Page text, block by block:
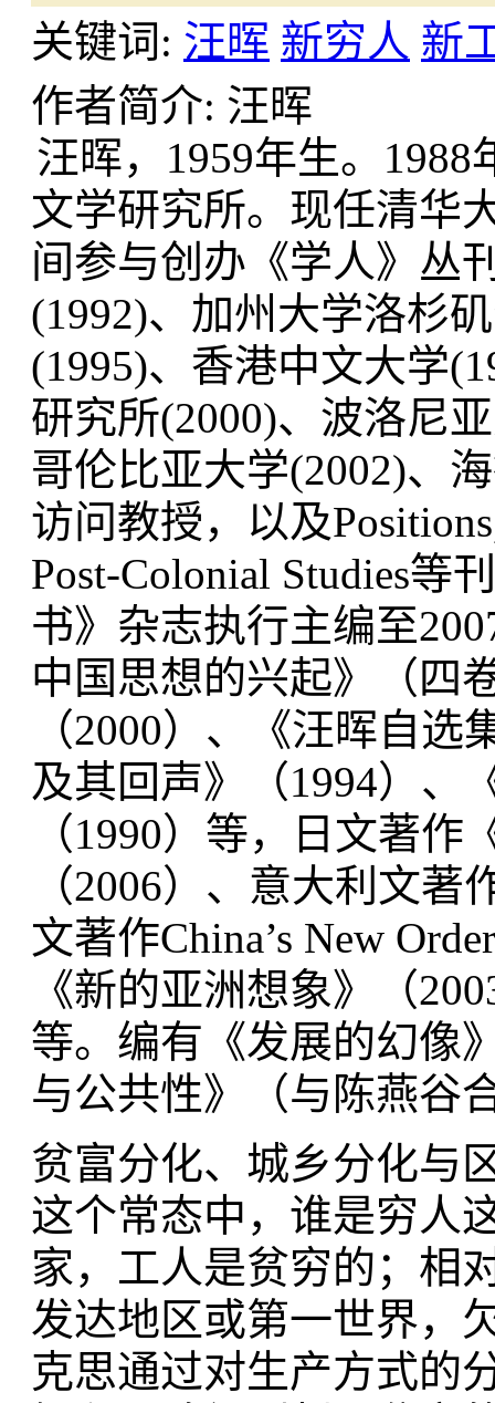
关键词: 汪晖 新穷人 新
作者简介: 汪晖
汪晖，1959年生。
文学研究所。现任清华
间参与创办《学人》丛
(1992)、加州大学洛杉
(1995)、香港中文大学
研究所(2000)、波洛尼
哥伦比亚大学(2002)、
访问教授，以及
Post-Colonial Studies等
书》杂志执行主编至
中国思想的兴起》（四
（2000）、《汪晖自
及其回声》（1994）
（1990）等，日文著
（2006）、意大利文著
文著作China’s New
《新的亚洲想象》（
等。编有《发展的幻像
与公共性》（与陈燕谷
贫富分化、城乡分化与
这个常态中，谁是穷人
家，工人是贫穷的；相
发达地区或第一世界，
克思通过对生产方式的